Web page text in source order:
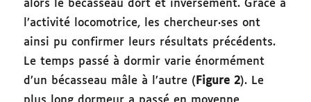
alors le bécasseau dort et inversement. Grâce à
l’activité locomotrice, les chercheur·ses ont
ainsi pu confirmer leurs résultats précédents.
Le temps passé à dormir varie énormément
d’un bécasseau mâle à l’autre ( Figure 2). Le